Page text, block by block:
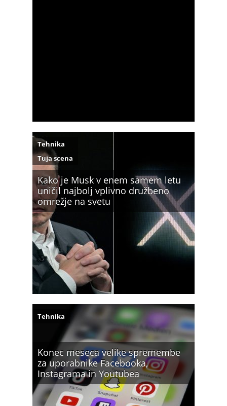
Kako je Musk v enem samem letu
uničil najbolj vplivno družbeno
omrežje na svetu
Tehnika
Tuja scena
Konec meseca velike spremembe
za uporabnike Facebooka,
Instagrama in Youtubea
Tehnika